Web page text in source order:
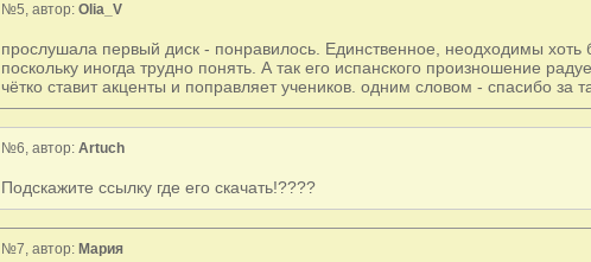
№5, автор: Olia_V
прослушала первый диск - понравилось. Единственное, неодходимы хоть
поскольку иногда трудно понять. А так его испанского произношение
чётко ставит акценты и поправляет учеников. одним словом - спасибо за
№6, автор: Artuch
Подскажите ссылку где его скачать!????
№7, автор: Мария